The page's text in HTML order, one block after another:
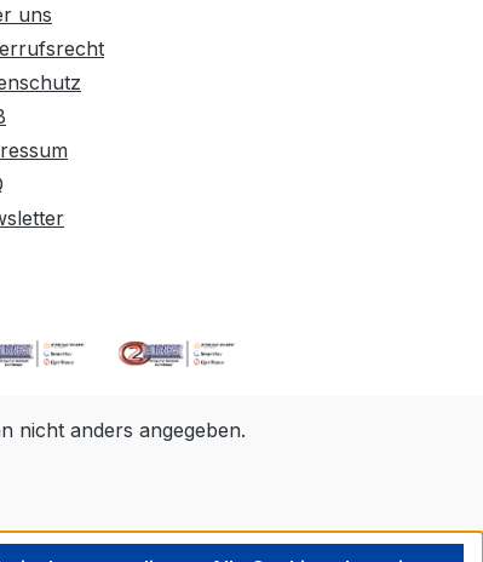
uns
nicht anders angegeben.